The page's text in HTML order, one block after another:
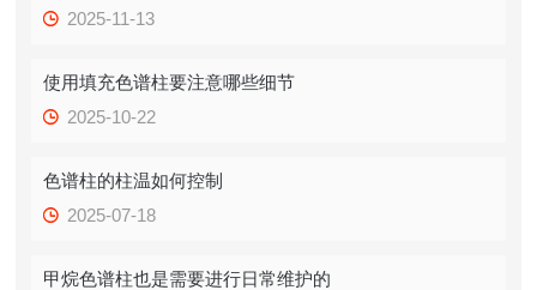
2025-11-13
使用填充色谱柱要注意哪些细节
2025-10-22
色谱柱的柱温如何控制
2025-07-18
甲烷色谱柱也是需要进行日常维护的